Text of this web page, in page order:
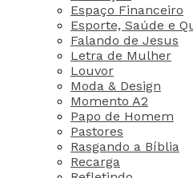
Espaço Financeiro
Esporte, Saúde e
Falando de Jesus
Letra de Mulher
Louvor
Moda & Design
Momento A2
Papo de Homem
Pastores
Rasgando a Bíblia
Recarga